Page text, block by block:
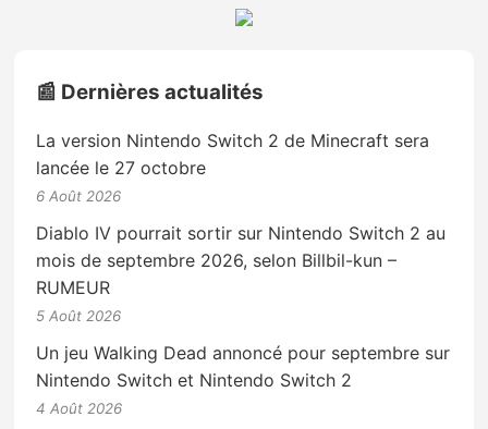
📰 Dernières actualités
La version Nintendo Switch 2 de Minecraft sera
lancée le 27 octobre
6 Août 2026
Diablo IV pourrait sortir sur Nintendo Switch 2 au
mois de septembre 2026, selon Billbil-kun –
RUMEUR
5 Août 2026
Un jeu Walking Dead annoncé pour septembre sur
Nintendo Switch et Nintendo Switch 2
4 Août 2026